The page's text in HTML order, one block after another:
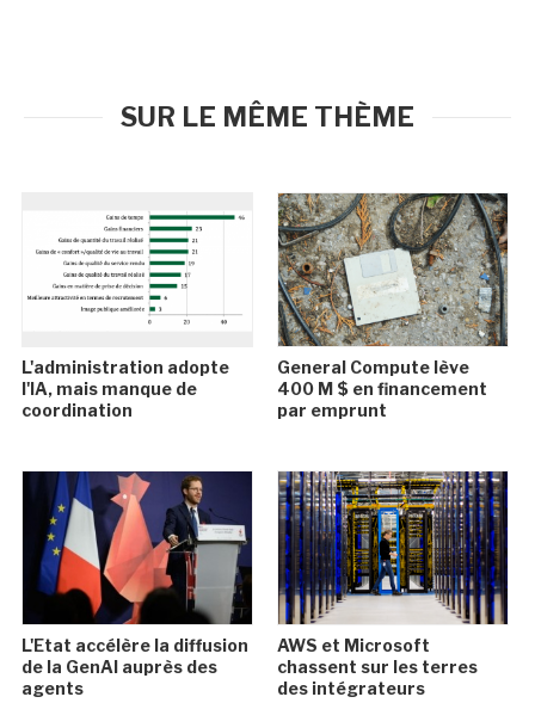
SUR LE MÊME THÈME
L'administration adopte
l'IA, mais manque de
coordination
General Compute lève
400 M $ en financement
par emprunt
L'Etat accélère la diffusion
de la GenAI auprès des
agents
AWS et Microsoft
chassent sur les terres
des intégrateurs